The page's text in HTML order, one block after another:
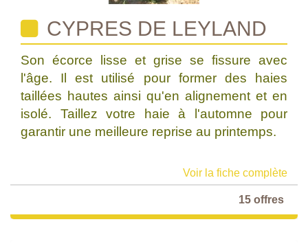
CYPRES DE LEYLAND
Son écorce lisse et grise se fissure avec
l'âge. Il est utilisé pour former des haies
taillées hautes ainsi qu'en alignement et en
isolé. Taillez votre haie à l'automne pour
garantir une meilleure reprise au printemps.
Voir la fiche complète
15 offres